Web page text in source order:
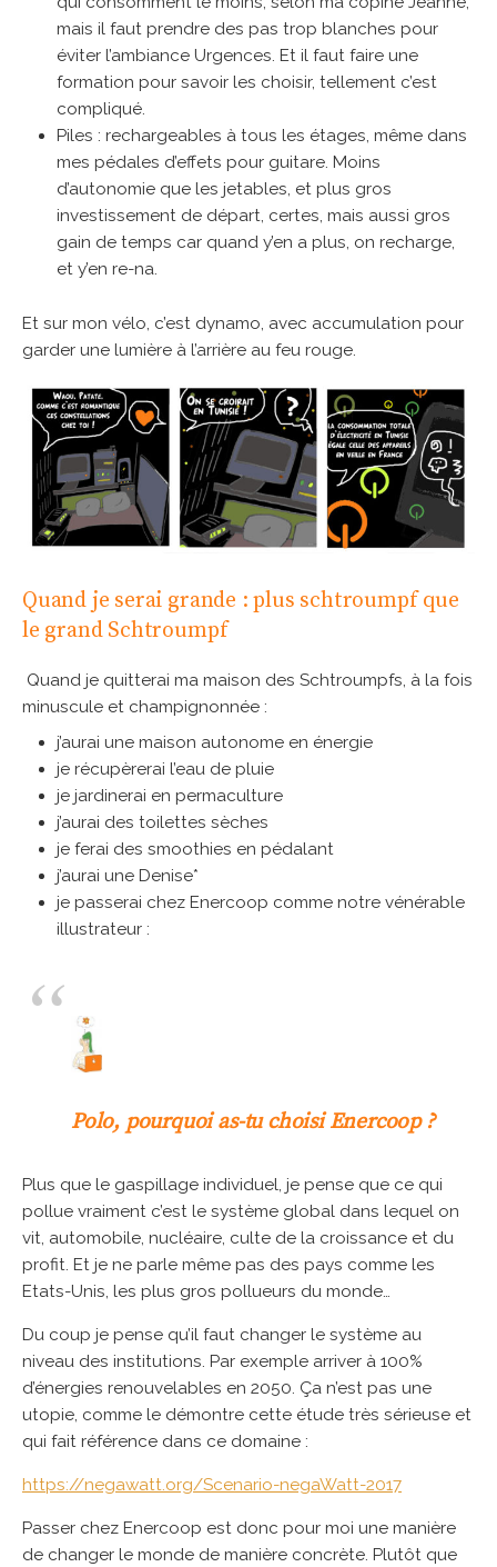
mais il faut prendre des pas trop blanches pour
éviter l’ambiance Urgences. Et il faut faire une
formation pour savoir les choisir, tellement c’est
compliqué.
Piles : rechargeables à tous les étages, même dans
mes pédales d’effets pour guitare. Moins
d’autonomie que les jetables, et plus gros
investissement de départ, certes, mais aussi gros
gain de temps car quand y’en a plus, on recharge,
et y’en re-na.
Et sur mon vélo, c’est dynamo, avec accumulation pour
garder une lumière à l’arrière au feu rouge.
Quand je serai grande : plus schtroumpf que
le grand Schtroumpf
Quand je quitterai ma maison des Schtroumpfs, à la fois
minuscule et champignonnée :
j’aurai une maison autonome en énergie
je récupèrerai l’eau de pluie
je jardinerai en permaculture
j’aurai des toilettes sèches
je ferai des smoothies en pédalant
j’aurai une Denise*
je passerai chez Enercoop comme notre vénérable
illustrateur :
Polo, pourquoi as-tu choisi Enercoop ?
Plus que le gaspillage individuel, je pense que ce qui
pollue vraiment c’est le système global dans lequel on
vit, automobile, nucléaire, culte de la croissance et du
profit. Et je ne parle même pas des pays comme les
Etats-Unis, les plus gros pollueurs du monde…
Du coup je pense qu’il faut changer le système au
niveau des institutions. Par exemple arriver à 100%
d’énergies renouvelables en 2050. Ça n’est pas une
utopie, comme le démontre cette étude très sérieuse et
qui fait référence dans ce domaine :
https://negawatt.org/Scenario-negaWatt-2017
Passer chez Enercoop est donc pour moi une manière
de changer le monde de manière concrète. Plutôt que